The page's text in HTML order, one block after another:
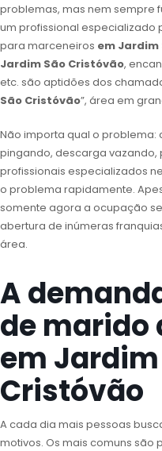
problemas, mas nem sempre
um profissional especializado
para marceneiros em Jardim
Jardim São Cristóvão,
etc. são aptidões dos
São Cristóvão”, área em
Não importa qual o problema:
pingando, descarga
profissionais especializados
o problema rapidamente.
somente agora a ocupação
abertura de inúmeras
área.
A
de marido
em Jardim
Cristóvão
A cada dia mais pessoas
motivos. Os mais comuns